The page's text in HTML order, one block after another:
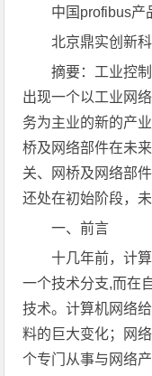
中国profibus产
北京鼎实创新
摘要：工业控
出现一个以工业网
务为主业的新的产
桥及网络部件在未
关、网桥及网络部
还处在初始阶段，
一、前言
十几年前，计
一个技术分支,而在
技术。计算机网络
料的巨大变化；网
个专门从事与网络